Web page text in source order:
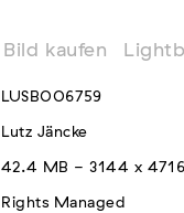
Bild kaufen
LUSB006759
Lutz Jäncke
42.4 MB - 3144 x
Rights Managed